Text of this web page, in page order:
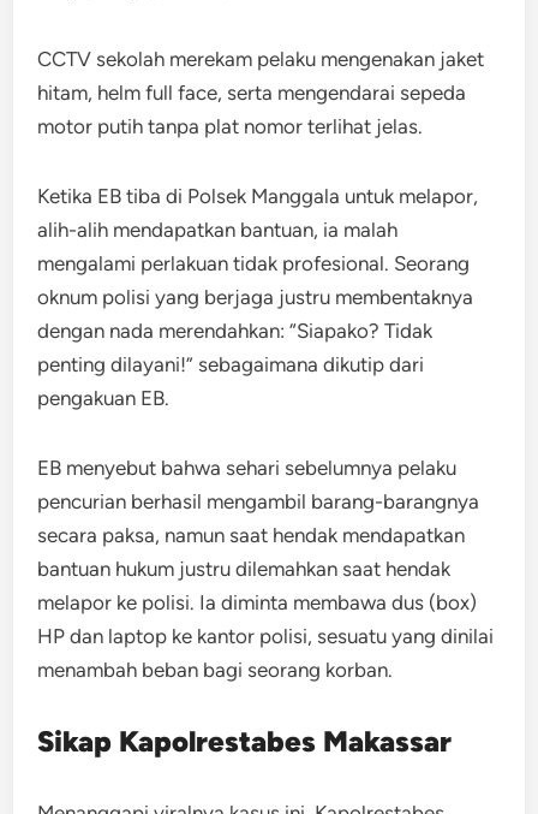
CCTV sekolah merekam pelaku mengenakan jaket
hitam, helm full face, serta mengendarai sepeda
motor putih tanpa plat nomor terlihat jelas.
Ketika EB tiba di Polsek Manggala untuk melapor,
alih-alih mendapatkan bantuan, ia malah
mengalami perlakuan tidak profesional. Seorang
oknum polisi yang berjaga justru membentaknya
dengan nada merendahkan: “Siapako? Tidak
penting dilayani!” sebagaimana dikutip dari
pengakuan EB.
EB menyebut bahwa sehari sebelumnya pelaku
pencurian berhasil mengambil barang-barangnya
secara paksa, namun saat hendak mendapatkan
bantuan hukum justru dilemahkan saat hendak
melapor ke polisi. Ia diminta membawa dus (box)
HP dan laptop ke kantor polisi, sesuatu yang dinilai
menambah beban bagi seorang korban.
Sikap Kapolrestabes Makassar